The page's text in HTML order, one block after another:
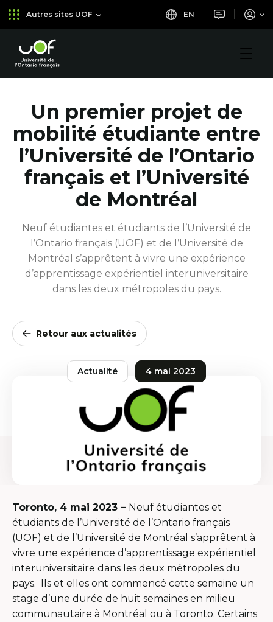
Aller
au
principal
Passer
au
Autres sites UOF EN
Université
françaisUn premier projet de
mobilité étudiante entre
l’Université de l’Ontario
français et l’Université
de Montréal
Neuf étudiantes et étudiants de l’Université de
l’Ontario français (UOF) et de l’Université de
Montréal s’apprêtent à vivre une expérience
d’apprentissage expérientiel interuniversitaire
dans les deux métropoles du pays.
Retour aux actualités
Actualité 4 mai 2023
Toronto, 4 mai 2023 – Neuf étudiantes et
étudiants de l’Université de l’Ontario français
(UOF) et de l’Université de Montréal s’apprêtent à
vivre une expérience d’apprentissage expérientiel
interuniversitaire dans les deux métropoles du
pays. Ils et elles ont commencé cette semaine un
stage d’une durée de huit semaines en milieu
communautaire à Montréal ou à Toronto. Certains